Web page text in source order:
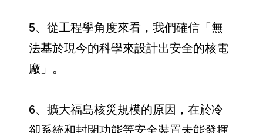
5、從工程學角度來看，我們確信「無
法基於現今的科學來設計出安全的核電
廠」。
6、擴大福島核災規模的原因，在於冷
卻系統和封閉功能等安全裝置未能發揮